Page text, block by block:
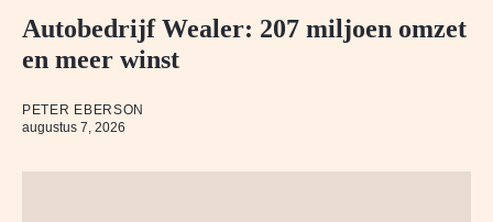
Autobedrijf Wealer: 207 miljoen omzet
en meer winst
PETER EBERSON
augustus 7, 2026